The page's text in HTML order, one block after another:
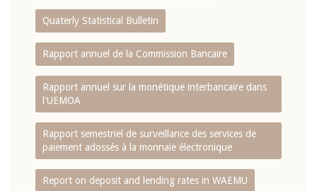
Quaterly Statistical Bulletin
Rapport annuel de la Commission Bancaire
Rapport annuel sur la monétique interbancaire dans
l'UEMOA
Rapport semestriel de surveillance des services de
paiement adossés à la monnaie électronique
Report on deposit and lending rates in WAEMU